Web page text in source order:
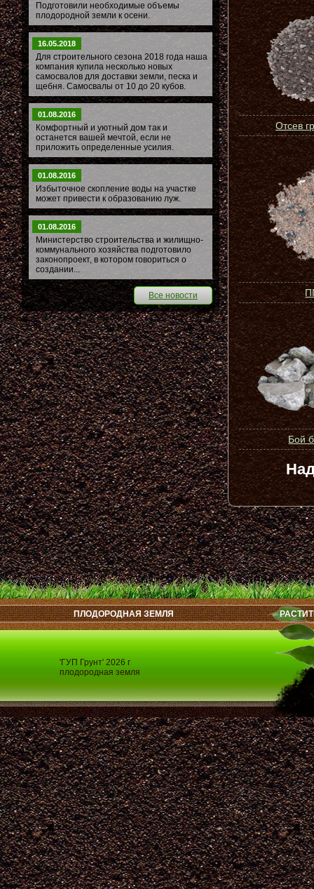
Отсев
Бой
Подготовили необходимые объемы
плодородной земли к осени.
16.05.2018
Для строительного сезона 2018 года наша
компания купила несколько новых
самосвалов для доставки земли, песка и
щебня. Самосвалы от 10 до 20 кубов.
01.08.2016
Комфортный и уютный дом так и
останется вашей мечтой, если не
приложить определенные усилия.
01.08.2016
Избыточное скопление воды на участке
может привести к образованию луж.
01.08.2016
Министерство строительства и жилищно-
коммунального хозяйства подготовило
законопроект, в котором говориться о
создании...
Все новости
'ГУП Грунт' 2026 г
плодородная земля
ПЛОДОРОДНАЯ ЗЕМЛЯ